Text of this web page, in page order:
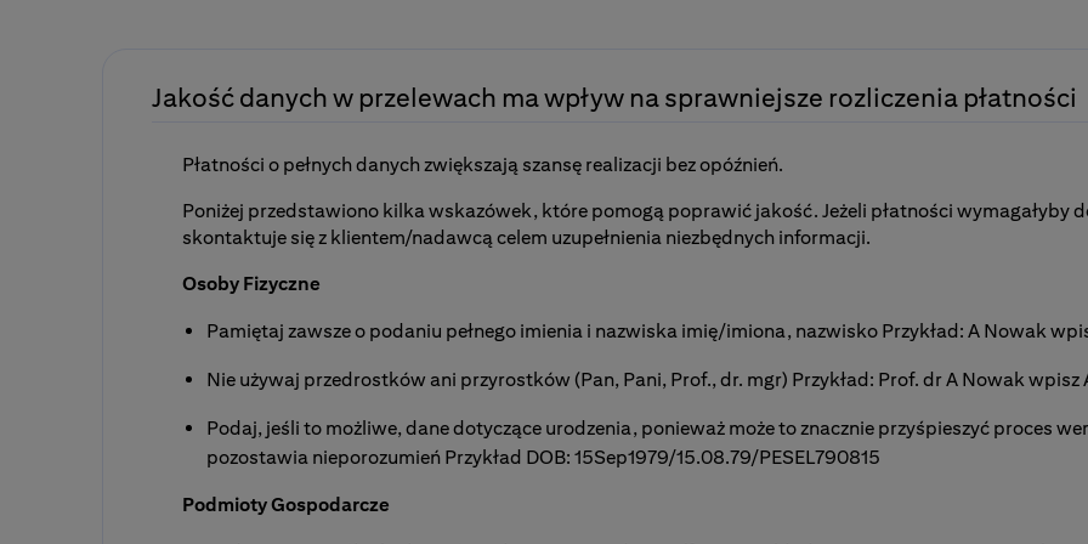
przedmioty o drobnej wartości zakupione w Iranie,
Burundi
Rozporządzenie Rady (UE) 2015/1755 z dnia 1 października 2015 r. w sprawie środków ograniczających w
Czarnogóra
Rozporządzenie Rady (WE) NR 1733/94 z dnia 11 lipca 1994 r. zakazujące zaspokajania roszczeń z tytułu
wpływ wywarła rezolucja nr 757(1992) Rady Bezpieczeństwa Organizacji Narodów Zjednoczonych i
Chiny
Konkluzje Prezydencji Rady Europejskiej z Madrytu (26––27.06.1989 r.)
Demokratyczna Republika Konga
ROZPORZĄDZENIE RADY (WE) NR 1183/2005 z dnia 18 lipca 2005 r. dotyczące środków
Jakość danych w przelewach ma wpływ na sprawniejsze rozliczenia płatności
Płatności o pełnych danych zwiększają szansę realizacji bez opóźnień.
Poniżej przedstawiono kilka wskazówek, które pomogą poprawić jakość. Jeżeli płatności wymagałyby
skontaktuje się z klientem/nadawcą celem uzupełnienia niezbędnych informacji.
Osoby Fizyczne
Pamiętaj zawsze o podaniu pełnego imienia i nazwiska imię/imiona, nazwisko Przykład: A Nowak
Nie używaj przedrostków ani przyrostków (Pan, Pani, Prof., dr. mgr) Przykład: Prof. dr A Nowak
Podaj, jeśli to możliwe, dane dotyczące urodzenia, ponieważ może to znacznie przyśpieszyć proces
pozostawia nieporozumień Przykład DOB: 15Sep1979/15.08.79/PESEL790815
Podmioty Gospodarcze